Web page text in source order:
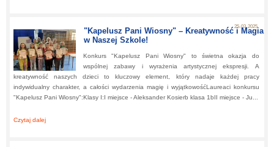
25-03-2025
"Kapelusz Pani Wiosny" – Kreatywność i Magia
w Naszej Szkole!
Konkurs "Kapelusz Pani Wiosny" to świetna okazja do
wspólnej zabawy i wyrażenia artystycznej ekspresji. A
kreatywność naszych dzieci to kluczowy element, który nadaje każdej pracy
indywidualny charakter, a całości wydarzenia magię i wyjątkowośćLaureaci konkursu
"Kapelusz Pani Wiosny":Klasy I:I miejsce - Aleksander Kosierb klasa 1bII miejsce - Ju...
Czytaj dalej